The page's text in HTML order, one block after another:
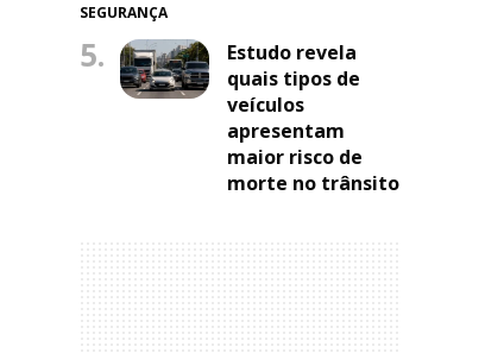
SEGURANÇA
5.
Estudo revela
quais tipos de
veículos
apresentam
maior risco de
morte no trânsito